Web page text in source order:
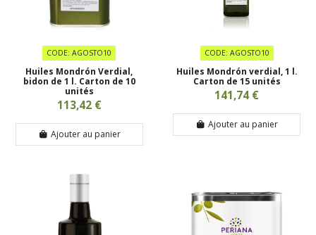
CODE: AGOSTO10
Huiles Mondrón Verdial,
bidon de 1 l. Carton de 10
unités
113,42 €
Ajouter au panier
CODE: AGOSTO10
Huiles Mondrón verdial, 1 l.
Carton de 15 unités
141,74 €
Ajouter au panier